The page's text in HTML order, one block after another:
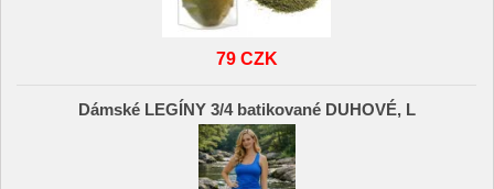
79 CZK
Dámské LEGÍNY 3/4 batikované DUHOVÉ, L